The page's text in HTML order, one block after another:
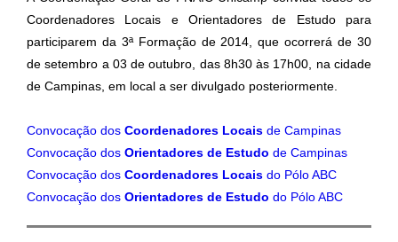
Coordenadores Locais e Orientadores de Estudo para
participarem da 3ª Formação de 2014, que ocorrerá de 30
de setembro a 03 de outubro, das 8h30 às 17h00, na cidade
de Campinas, em local a ser divulgado posteriormente.
Convocação dos Coordenadores Locais de Campinas
Convocação dos Orientadores de Estudo de Campinas
Convocação dos Coordenadores Locais do Pólo ABC
Convocação dos Orientadores de Estudo do Pólo ABC